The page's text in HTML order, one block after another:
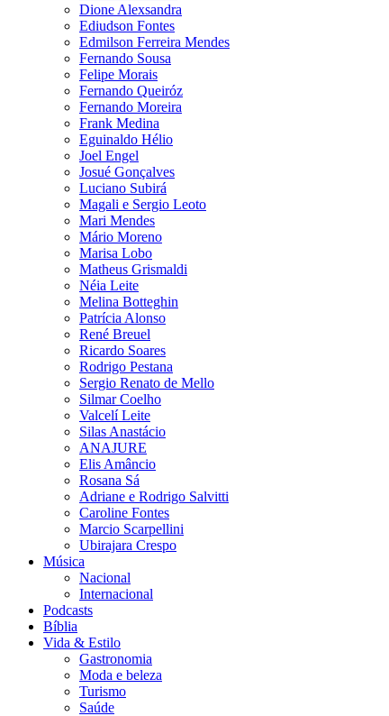
Dione Alexsandra
Ediudson Fontes
Edmilson Ferreira Mendes
Fernando Sousa
Felipe Morais
Fernando Queiróz
Fernando Moreira
Frank Medina
Eguinaldo Hélio
Joel Engel
Josué Gonçalves
Luciano Subirá
Magali e Sergio Leoto
Mari Mendes
Mário Moreno
Marisa Lobo
Matheus Grismaldi
Néia Leite
Melina Botteghin
Patrícia Alonso
René Breuel
Ricardo Soares
Rodrigo Pestana
Sergio Renato de Mello
Silmar Coelho
Valcelí Leite
Silas Anastácio
ANAJURE
Elis Amâncio
Rosana Sá
Adriane e Rodrigo Salvitti
Caroline Fontes
Marcio Scarpellini
Ubirajara Crespo
Música
Nacional
Internacional
Podcasts
Bíblia
Vida & Estilo
Gastronomia
Moda e beleza
Turismo
Saúde